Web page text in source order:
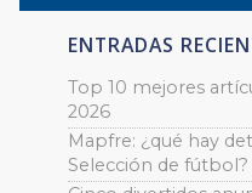
ENTRADAS
Top 10 mejores
2026
Mapfre: ¿qué hay
Selección de fútbol?